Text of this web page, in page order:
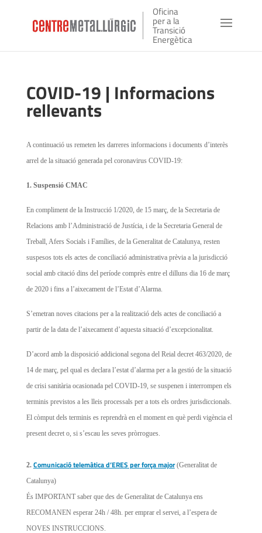
Oficina
per a la
Transició
Energètica
COVID-19 | Informacions
rellevants
A continuació us remeten les darreres informacions i documents d’interès
arrel de la situació generada pel coronavirus COVID-19:
1. Suspensió CMAC
En compliment de la Instrucció 1/2020, de 15 març, de la Secretaria de
Relacions amb l’Administració de Justícia, i de la Secretaria General de
Treball, Afers Socials i Famílies, de la Generalitat de Catalunya, resten
suspesos tots els actes de conciliació administrativa prèvia a la jurisdicció
social amb citació dins del període comprès entre el dilluns dia 16 de març
de 2020 i fins a l’aixecament de l’Estat d’Alarma.
S’emetran noves citacions per a la realització dels actes de conciliació a
partir de la data de l’aixecament d’aquesta situació d’excepcionalitat.
D’acord amb la disposició addicional segona del Reial decret 463/2020, de
14 de març, pel qual es declara l’estat d’alarma per a la gestió de la situació
de crisi sanitària ocasionada pel COVID-19, se suspenen i interrompen els
terminis previstos a les lleis processals per a tots els ordres jurisdiccionals.
El còmput dels terminis es reprendrà en el moment en què perdi vigència el
present decret o, si s’escau les seves pròrrogues.
2. Comunicació telemàtica d’ERES per força major(Generalitat de
Catalunya)
És IMPORTANT saber que des de Generalitat de Catalunya ens
RECOMANEN esperar 24h / 48h. per emprar el servei, a l’espera de
NOVES INSTRUCCIONS.